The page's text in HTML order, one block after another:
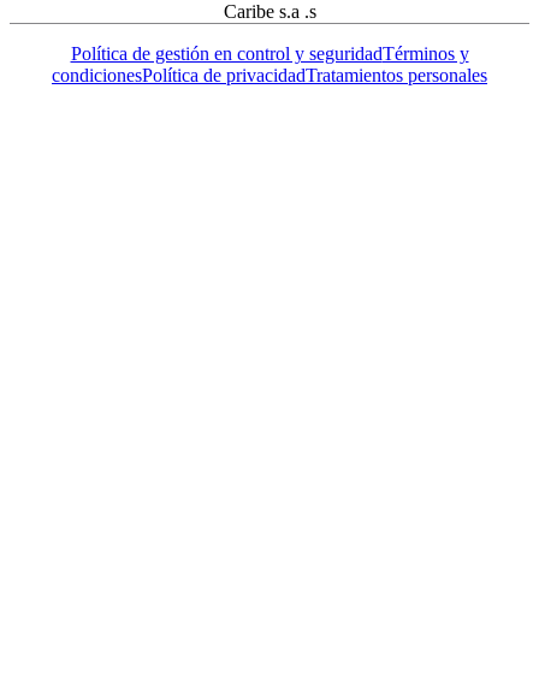
Caribe s.a .s
Política de gestión en control y seguridadTérminos y
condicionesPolítica de privacidadTratamientos personales